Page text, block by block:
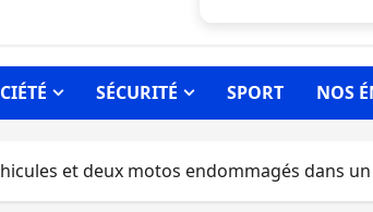
SÉCURITÉ SPORT NOS
et deux motos endommagés dans